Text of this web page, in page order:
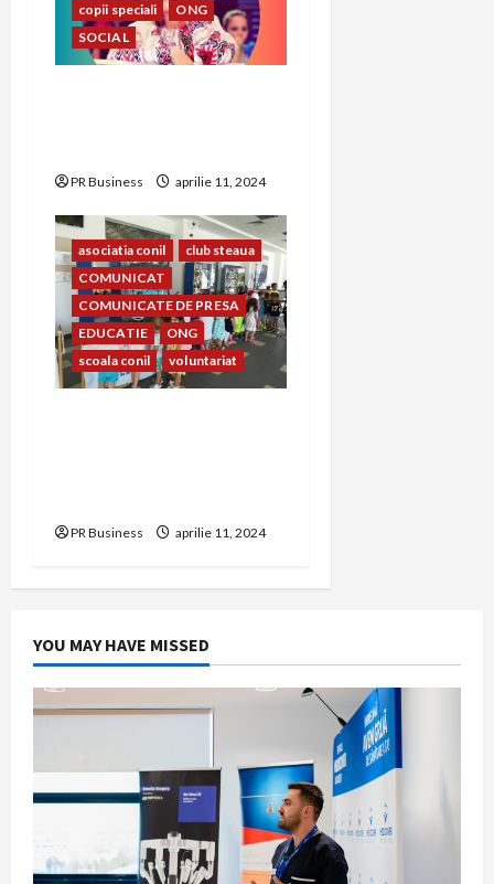
copii speciali
ONG
SOCIAL
PR Business aprilie 11, 2024
asociatia conil
club steaua
COMUNICAT
COMUNICATE DE PRESA
EDUCATIE
ONG
scoala conil
voluntariat
PR Business aprilie 11, 2024
YOU MAY HAVE MISSED